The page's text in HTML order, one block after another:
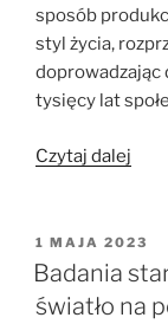
sposób
styl życia,
doprowadzając
tysięcy lat
Czytaj dalej
OPUBLIKOWANE
W
1 MAJA 2023
Badania
światło na